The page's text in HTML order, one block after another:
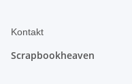
Kontakt
Scrapbookheaven